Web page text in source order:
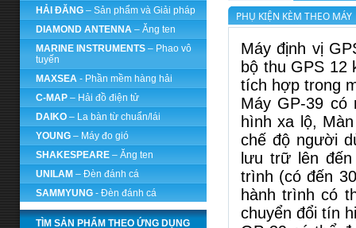
HẢI ĐĂNG – Sản phẩm và Giải pháp
DIAMOND ANTENNA – Ăng ten
MARINE INSTRUMENTS – Phao vô
tuyến
MAXSEA - Phần mềm hàng hải
C-MAP – Hải đồ điện tử
DAIKO – La bàn từ chuẩn/lái
YOUNG – Máy đo gió
SHAKESPEARE – Ăng ten
UNILAM – Đèn đánh cá
SAMMYUNG - Đèn đánh cá
TÌM SẢN PHẨM THEO ỨNG DỤNG
PHỤ KIỆN KÈM THEO MÁY
Máy định vị
bộ thu GPS 12
tích hợp trong
Máy GP-39 có
hình xa lộ,
chế độ người
lưu trữ lên
trình (có đến
hành trình có
chuyển đổi tín